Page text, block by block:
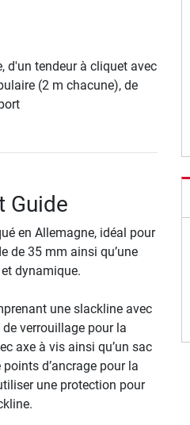
d'un tendeur à cliquet avec
(2 m chacune), de
Guide
en Allemagne, idéal pour
de 35 mm ainsi qu’une
dynamique.
une slackline avec
verrouillage pour la
axe à vis ainsi qu’un sac
d’ancrage pour la
une protection pour